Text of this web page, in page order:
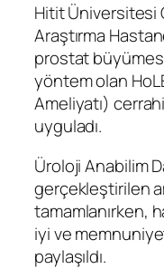
Hitit Üniversitesi
Araştırma
prostat
yöntem olan
Ameliyatı)
uyguladı.
Üroloji Anabilim
gerçekleştirilen
tamamlanırken,
iyi ve
paylaşıldı.